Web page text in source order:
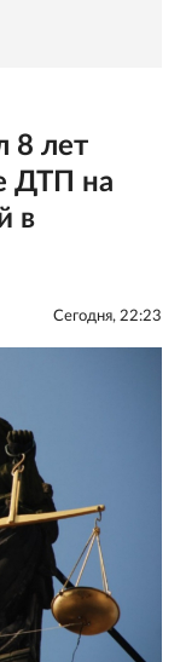
8 лет
ДТП на
в
Сегодня, 22:23